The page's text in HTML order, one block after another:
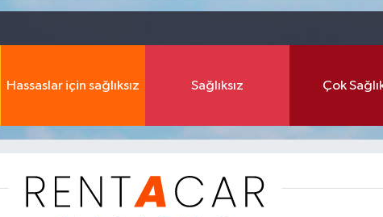
Hassaslar için sağlıksız Sağlıksız Çok